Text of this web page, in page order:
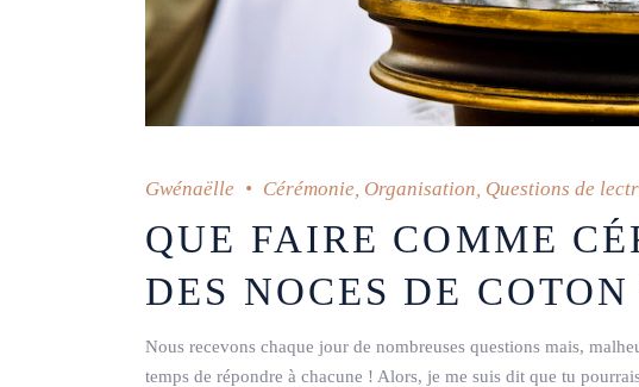
Gwénaëlle Cérémonie, Organisation, Questions de
QUE FAIRE COMME
DES NOCES DE COTON
Nous recevons chaque jour de nombreuses questions mais,
temps de répondre à chacune ! Alors, je me suis dit que tu